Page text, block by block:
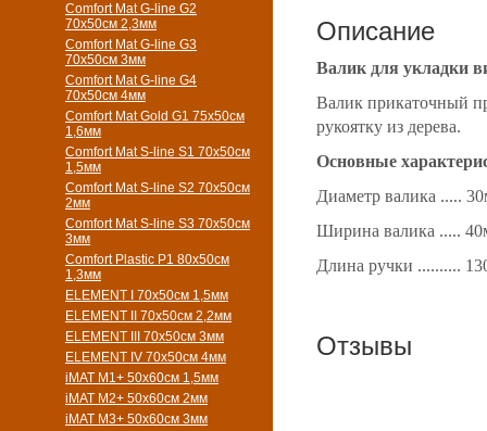
Comfort Mat G-line G2
70х50см 2,3мм
Comfort Mat G-line G3
70х50см 3мм
Comfort Mat G-line G4
70х50см 4мм
Comfort Mat Gold G1 75х50см
1,6мм
Comfort Mat S-line S1 70х50см
1,5мм
Comfort Mat S-line S2 70х50см
2мм
Comfort Mat S-line S3 70х50см
3мм
Comfort Plastic P1 80x50см
1,3мм
ELEMENT I 70х50см 1,5мм
ELEMENT II 70х50см 2,2мм
ELEMENT III 70х50см 3мм
ELEMENT IV 70х50см 4мм
iMAT M1+ 50х60см 1,5мм
iMAT M2+ 50х60см 2мм
iMAT M3+ 50х60см 3мм
Описание
Валик для укладки
Валик прикаточный
рукоятку из дерева.
Основные
Диаметр валика .....
Ширина валика .....
Длина ручки ..........
Отзывы